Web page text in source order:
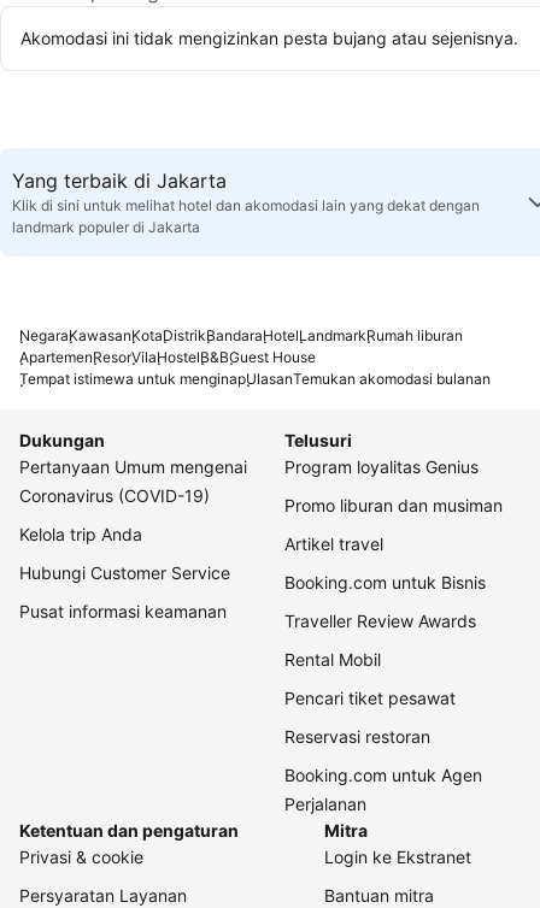
Akomodasi ini tidak mengizinkan pesta bujang atau sejenisnya.
Yang terbaik di Jakarta
Klik di sini untuk melihat hotel dan akomodasi lain yang dekat dengan
landmark populer di Jakarta
NegaraKawasanKotaDistrikBandaraHotelLandmarkRumah liburan
ApartemenResorVilaHostelB&BGuest House
Tempat istimewa untuk menginapUlasanTemukan akomodasi bulanan
Dukungan
Pertanyaan Umum mengenai
Coronavirus (COVID-19)
Kelola trip Anda
Hubungi Customer Service
Pusat informasi keamanan
Telusuri
Program loyalitas Genius
Promo liburan dan musiman
Artikel travel
Booking.com untuk Bisnis
Traveller Review Awards
Rental Mobil
Pencari tiket pesawat
Reservasi restoran
Booking.com untuk Agen
Perjalanan
Ketentuan dan pengaturan
Privasi & cookie
Persyaratan Layanan
Mitra
Login ke Ekstranet
Bantuan mitra